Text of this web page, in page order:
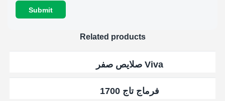
Related products
Viva صلايص صفر
فرماج تاج 1700